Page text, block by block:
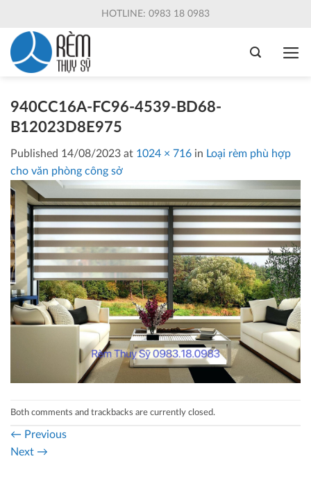
content
HOTLINE: 0983 18 0983
940CC16A-FC96-4539-BD68-
B12023D8E975
Published 14/08/2023 at 1024 × 716 in Loại rèm phù hợp
cho văn phòng công sở
Both comments and trackbacks are currently closed.
← Previous
Next →